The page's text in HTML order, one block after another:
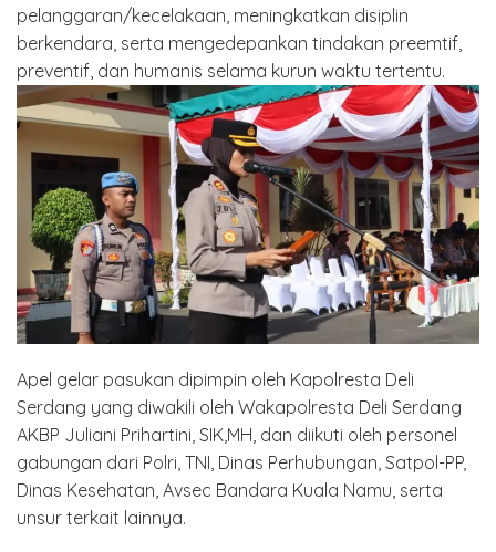
pelanggaran/kecelakaan, meningkatkan disiplin
berkendara, serta mengedepankan tindakan preemtif,
preventif, dan humanis selama kurun waktu tertentu.
Apel gelar pasukan dipimpin oleh Kapolresta Deli
Serdang yang diwakili oleh Wakapolresta Deli Serdang
AKBP Juliani Prihartini, SIK,MH, dan diikuti oleh personel
gabungan dari Polri, TNI, Dinas Perhubungan, Satpol-PP,
Dinas Kesehatan, Avsec Bandara Kuala Namu, serta
unsur terkait lainnya.